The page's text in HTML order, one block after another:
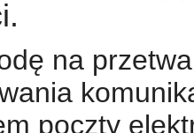
na
poczty